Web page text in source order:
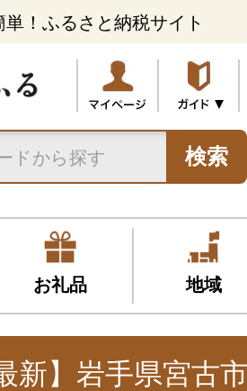
！ふるさと納税サイト
検索
お礼品 地域
新】岩手県宮古